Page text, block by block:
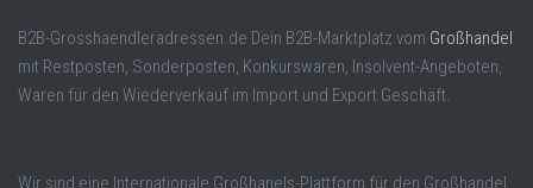
B2B-Grosshaendleradressen.de Dein B2B-Marktplatz vom Großhandel
mit Restposten, Sonderposten, Konkurswaren, Insolvent-Angeboten,
Waren für den Wiederverkauf im Import und Export Geschäft.
Wir sind eine Internationale Großhanels-Plattform für den Großhandel